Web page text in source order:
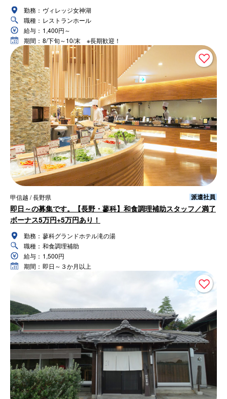
勤務： ヴィレッジ女神湖
職種： レストランホール
給与： 1,400円～
期間： 8/下旬～10/末 ※長期歓迎！
甲信越 / 長野県 派遣社員
即日～の募集です。【長野・蓼科】和食調理補助スタッフ／満了
ボーナス5万円+5万円あり！
勤務： 蓼科グランドホテル滝の湯
職種： 和食調理補助
給与： 1,500円
期間： 即日～３か月以上